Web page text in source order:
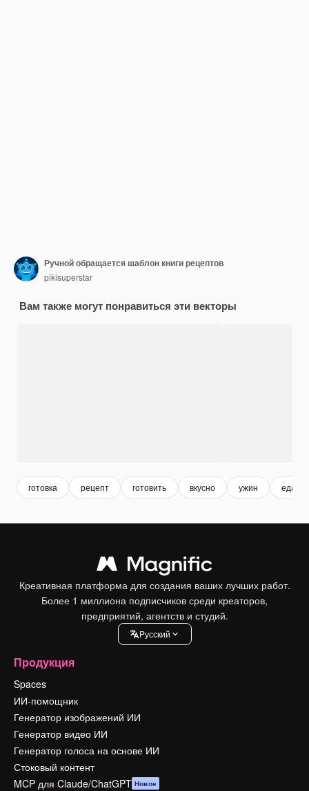
Ручной обращается шаблон книги рецептов
pikisuperstar
Вам также могут понравиться эти векторы
готовка рецепт готовить вкусно ужин еда
Креативная платформа для создания ваших лучших работ.
Более 1 миллиона подписчиков среди креаторов,
предприятий, агентств и студий.
Pусский
Продукция
Spaces
ИИ-помощник
Генератор изображений ИИ
Генератор видео ИИ
Генератор голоса на основе ИИ
Стоковый контент
MCP для Claude/ChatGPT Новое